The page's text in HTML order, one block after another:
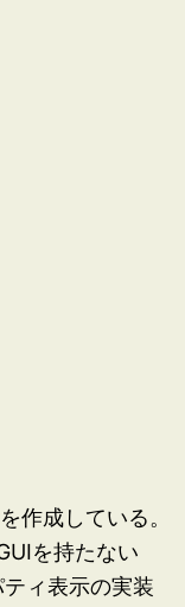
作成している。
を持たない
ィ表示の実装